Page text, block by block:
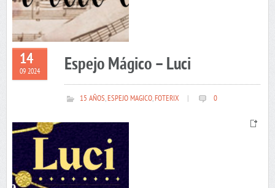
14
09 2024 Espejo Mágico – Luci
15 AÑOS,ESPEJO MAGICO,FOTERIX 0